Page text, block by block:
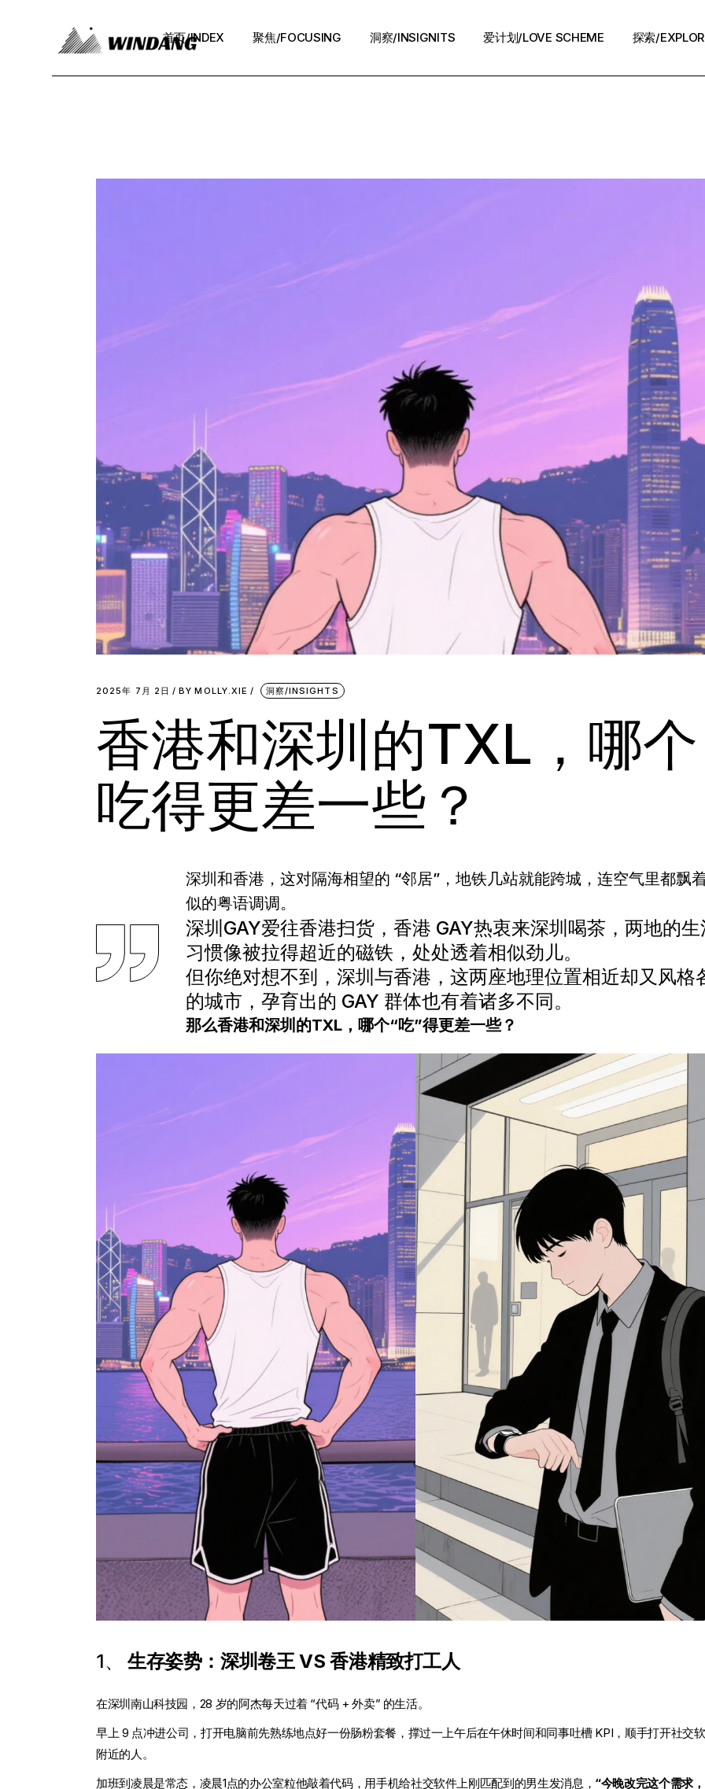
首页/INDEX 聚焦/FOCUSING 洞察/INSIGNITS 爱计划/LOVE SCHEME 探索/
2025年 7月 2日 BY MOLLY.XIE 洞察/INSIGHTS
香港和深圳的TXL，哪个
吃得更差一些？
深圳和香港，这对隔海相望的 “邻居”，地铁几站就能跨城，连空气里都飘
似的粤语调调。
深圳GAY爱往香港扫货，香港 GAY热衷来深圳喝茶，两地的生
习惯像被拉得超近的磁铁，处处透着相似劲儿。
但你绝对想不到，深圳与香港，这两座地理位置相近却又风格
的城市，孕育出的 GAY 群体也有着诸多不同。
那么香港和深圳的TXL，哪个“吃”得更差一些？
1、 生存姿势：深圳卷王 VS 香港精致打工人
在深圳南山科技园，28 岁的阿杰每天过着 “代码 + 外卖” 的生活。
早上 9 点冲进公司，打开电脑前先熟练地点好一份肠粉套餐，撑过一上午后在午休时间和同事吐槽 KPI，顺手打开社交
附近的人。
加班到凌晨是常态，凌晨1点的办公室粒他敲着代码，用手机给社交软件上刚匹配到的男生发消息， “今晚改完这个需求